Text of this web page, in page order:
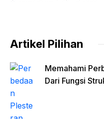
Artikel Pilihan
Memahami
Dari Fungsi